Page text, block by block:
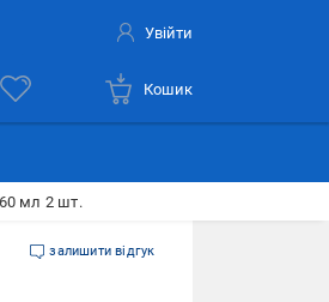
Увійти
Кошик
мл 2 шт.
залишити відгук